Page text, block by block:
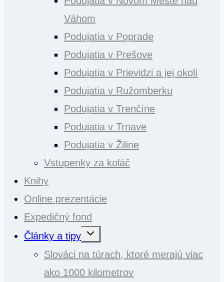
Váhom
Podujatia v Poprade
Podujatia v Prešove
Podujatia v Prievidzi a jej okolí
Podujatia v Ružomberku
Podujatia v Trenčíne
Podujatia v Trnave
Podujatia v Žiline
Vstupenky za koláč
Knihy
Online prezentácie
Expedičný fond
Články a tipy
Toggle
child
Slováci na túrach, ktoré merajú viac
ako 1000 kilometrov